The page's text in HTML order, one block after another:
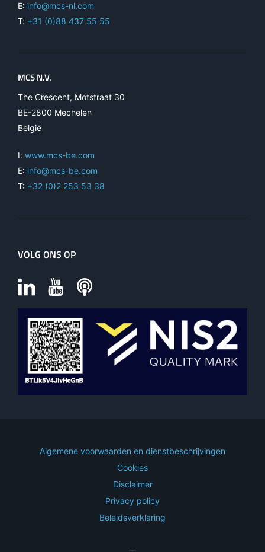
E: info@mcs-nl.com
T: +31 (0)88 437 55 55
MCS N.V.
The Crescent, Motstraat 30
BE-2800 Mechelen
België
I: www.mcs-be.com
E: info@mcs-be.com
T: +32 (0)2 253 53 38
VOLG ONS OP
Algemene voorwaarden en dienstbeschrijvingen
Cookies
Disclaimer
Privacy policy
Beleidsverklaring